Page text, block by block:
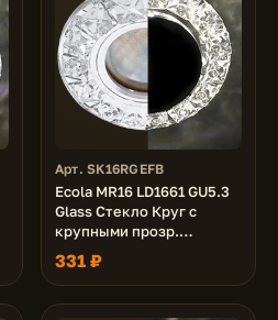
Арт. SK16RGEFB
Ecola MR16 LD1661 GU5.3
Glass Стекло Круг с
крупными прозр.
стразами Конус с
подсветкой/фон зерк./
центр.часть хром 38x95
331 ₽